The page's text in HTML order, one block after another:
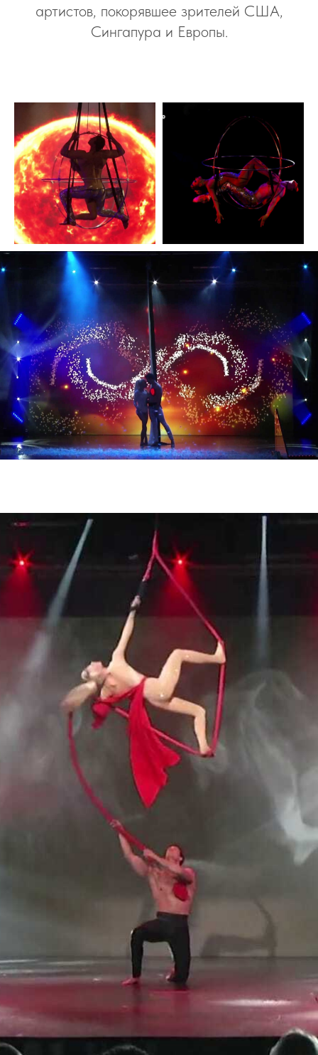
артистов, покорявшее зрителей США,
Сингапура и Европы.